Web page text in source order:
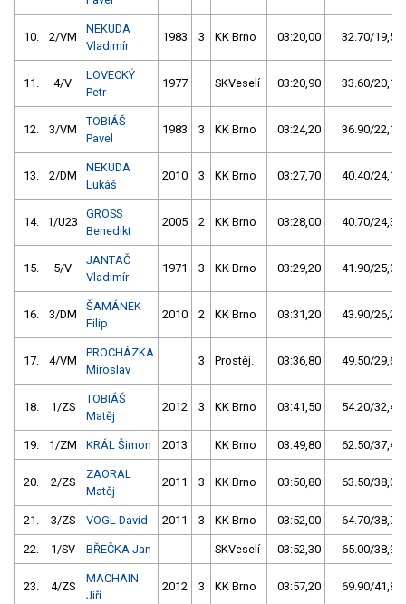
10. 2/VM
NEKUDA
Vladimír
1983 3 KK Brno 03:20,00 32.70/19,5
11. 4/V
LOVECKÝ
Petr
1977 SKVeselí 03:20,90 33.60/20,1
12. 3/VM
TOBIÁŠ
Pavel
1983 3 KK Brno 03:24,20 36.90/22,1
13. 2/DM
NEKUDA
Lukáš
2010 3 KK Brno 03:27,70 40.40/24,1
14. 1/U23
GROSS
Benedikt
2005 2 KK Brno 03:28,00 40.70/24,3
15. 5/V
JANTAČ
Vladimír
1971 3 KK Brno 03:29,20 41.90/25,0
16. 3/DM
ŠAMÁNEK
Filip
2010 2 KK Brno 03:31,20 43.90/26,2
17. 4/VM
PROCHÁZKA
Miroslav
3 Prostěj. 03:36,80 49.50/29,6
18. 1/ZS
TOBIÁŠ
Matěj
2012 3 KK Brno 03:41,50 54.20/32,4
19. 1/ZM KRÁL Šimon 2013 KK Brno 03:49,80 62.50/37,4
20. 2/ZS
ZAORAL
Matěj
2011 3 KK Brno 03:50,80 63.50/38,0
21. 3/ZS VOGL David 2011 3 KK Brno 03:52,00 64.70/38,7
22. 1/SV BŘEČKA Jan SKVeselí 03:52,30 65.00/38,9
23. 4/ZS
MACHAIN
Jiří
2012 3 KK Brno 03:57,20 69.90/41,8